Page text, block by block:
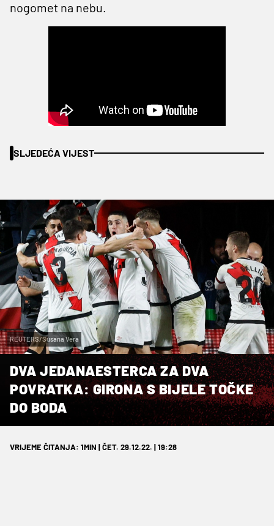
nogomet na nebu.
SLJEDEĆA VIJEST
REUTERS/Susana Vera
DVA JEDANAESTERCA ZA DVA
POVRATKA: GIRONA S BIJELE TOČKE
DO BODA
VRIJEME ČITANJA: 1MIN | ČET. 29.12.22. | 19:28